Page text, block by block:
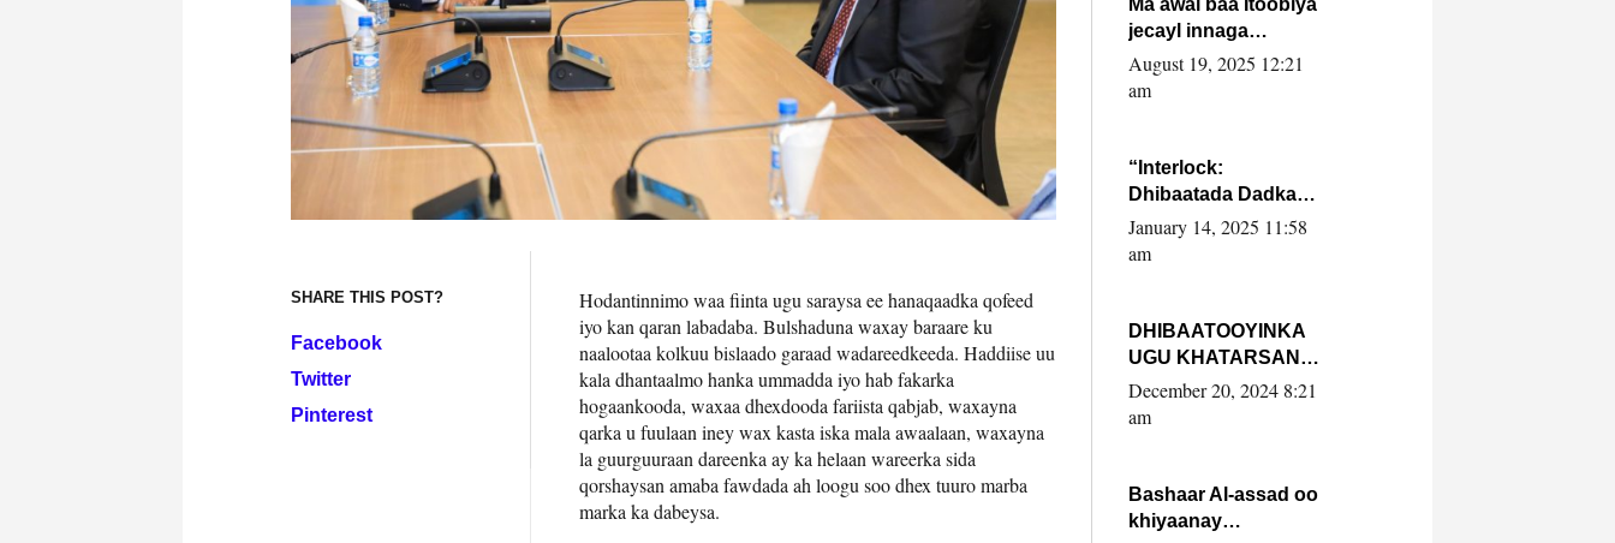
SHARE THIS POST?
Facebook
Twitter
Pinterest
Hodantinnimo waa fiinta ugu saraysa ee hanaqaadka qofeed
iyo kan qaran labadaba. Bulshaduna waxay baraare ku
naalootaa kolkuu bislaado garaad wadareedkeeda. Haddiise uu
kala dhantaalmo hanka ummadda iyo hab fakarka
hogaankooda, waxaa dhexdooda fariista qabjab, waxayna
qarka u fuulaan iney wax kasta iska mala awaalaan, waxayna
la guurguuraan dareenka ay ka helaan wareerka sida
qorshaysan amaba fawdada ah loogu soo dhex tuuro marba
marka ka dabeysa.
Ma awal baa Itoobiya
jecayl innaga
dhexeeyay?! Axmed-
Yaasiin Max’ed
August 19, 2025 12:21
am
“Interlock:
Dhibaatada Dadka
Muqdisho”
January 14, 2025 11:58
am
DHIBAATOOYINKA
UGU KHATARSAN
EE XASAN DAL
DULEEYE IYO
FARMAAJO BAL ISU
DHAGEYSTA?
December 20, 2024 8:21
am
Bashaar Al-assad oo
khiyaanay